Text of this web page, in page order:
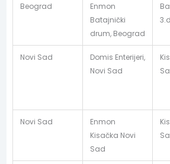
Beograd
Enmon
Batajnički
drum, Beograd
Novi Sad
Domis Enterijeri,
Novi Sad
Novi Sad
Enmon
Kisačka Novi
Sad